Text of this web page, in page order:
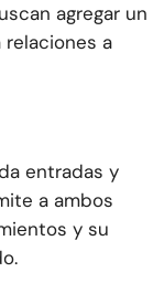
agregar un
a
entradas y
a ambos
y su